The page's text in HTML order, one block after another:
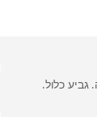
כלול.